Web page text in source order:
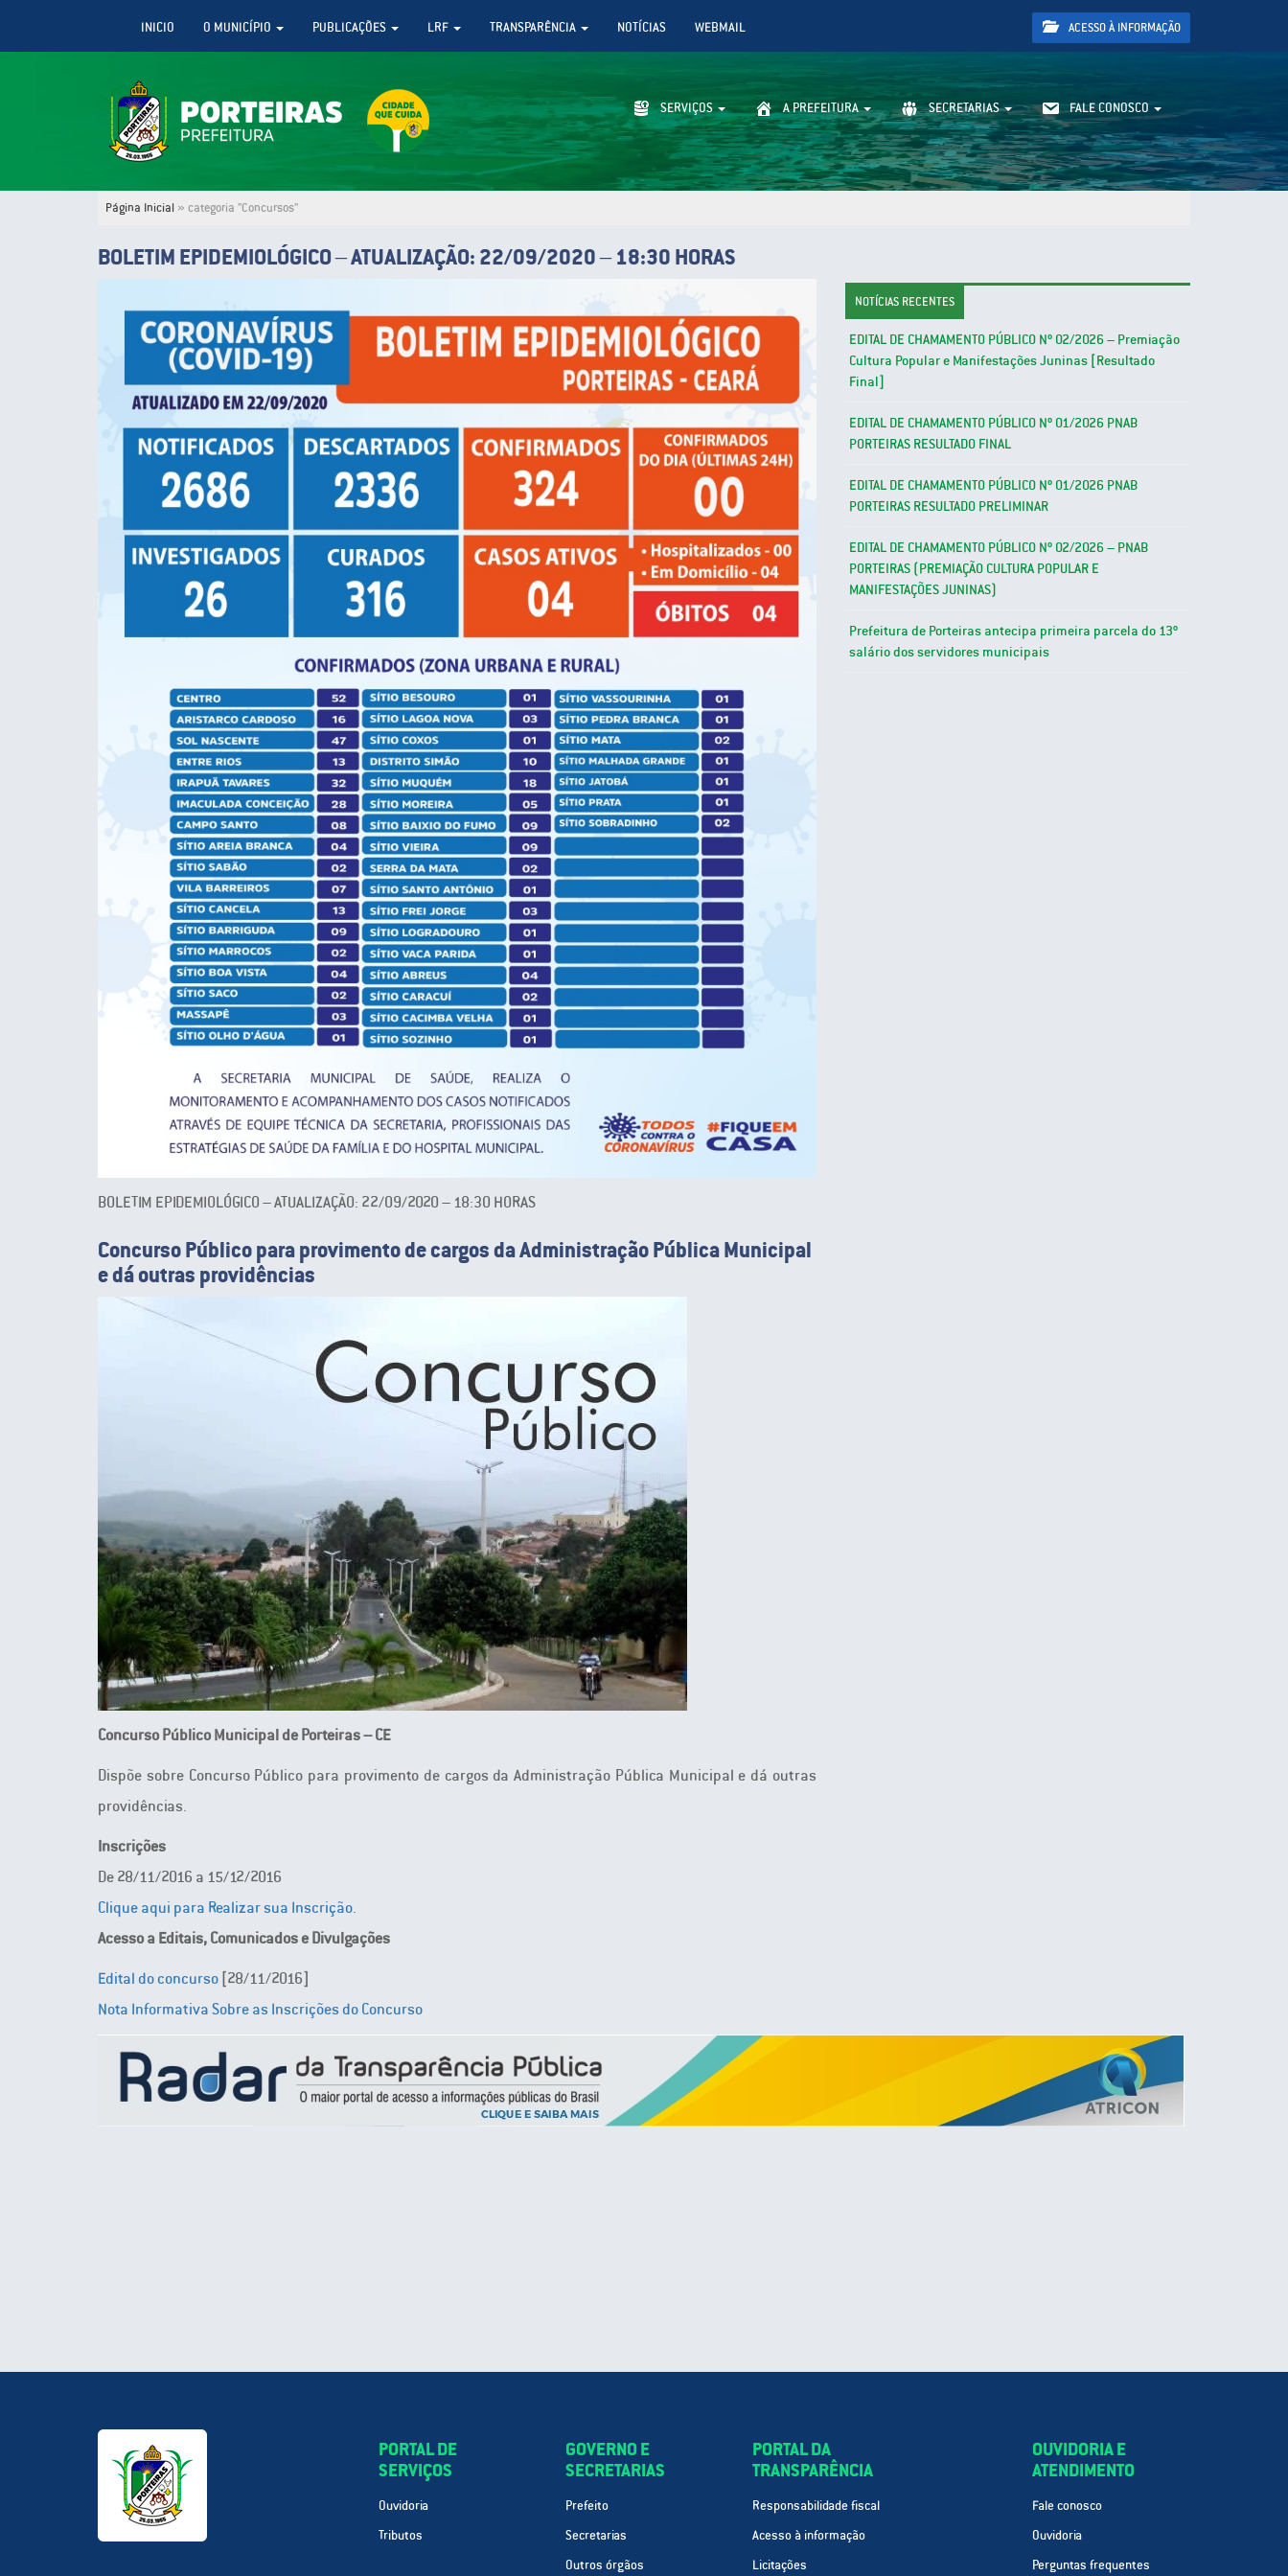
INICIO O MUNICÍPIO PUBLICAÇÕES LRF TRANSPARÊNCIA NOTÍCIAS WEBMAIL ACESSO À INFORMAÇÃO
SERVIÇOS A PREFEITURA SECRETARIAS FALE CONOSCO
Página Inicial » categoria "Concursos"
BOLETIM EPIDEMIOLÓGICO – ATUALIZAÇÃO: 22/09/2020 – 18:30 HORAS
BOLETIM EPIDEMIOLÓGICO – ATUALIZAÇÃO: 22/09/2020 – 18:30 HORAS
Concurso Público para provimento de cargos da Administração Pública Municipal
e dá outras providências
Concurso Público Municipal de Porteiras – CE
Dispõe sobre Concurso Público para provimento de cargos da Administração Pública Municipal e dá outras
providências.
Inscrições
De 28/11/2016 a 15/12/2016
Clique aqui para Realizar sua Inscrição.
Acesso a Editais, Comunicados e Divulgações
Edital do concurso[28/11/2016]
Nota Informativa Sobre as Inscrições do Concurso
NOTÍCIAS RECENTES
EDITAL DE CHAMAMENTO PÚBLICO Nº 02/2026 – Premiação
Cultura Popular e Manifestações Juninas [Resultado
Final]
EDITAL DE CHAMAMENTO PÚBLICO Nº 01/2026 PNAB
PORTEIRAS RESULTADO FINAL
EDITAL DE CHAMAMENTO PÚBLICO Nº 01/2026 PNAB
PORTEIRAS RESULTADO PRELIMINAR
EDITAL DE CHAMAMENTO PÚBLICO Nº 02/2026 – PNAB
PORTEIRAS (PREMIAÇÃO CULTURA POPULAR E
MANIFESTAÇÕES JUNINAS)
Prefeitura de Porteiras antecipa primeira parcela do 13º
salário dos servidores municipais
PORTAL DE
SERVIÇOS
Ouvidoria
Tributos
GOVERNO E
SECRETARIAS
Prefeito
Secretarias
Outros órgãos
PORTAL DA
TRANSPARÊNCIA
Responsabilidade fiscal
Acesso à informação
Licitações
OUVIDORIA E
ATENDIMENTO
Fale conosco
Ouvidoria
Perguntas frequentes